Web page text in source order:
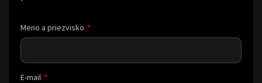
Meno a priezvisko
E-mail